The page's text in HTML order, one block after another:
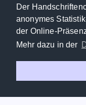
Der
anonymes
der Online-
Mehr dazu in der